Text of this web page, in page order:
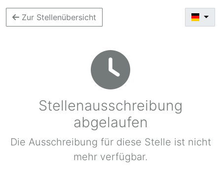
Zur Stellenübersicht
Stellenausschreibung
abgelaufen
Die Ausschreibung für diese Stelle ist nicht
mehr verfügbar.